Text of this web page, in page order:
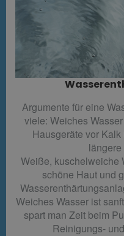
Argumente für eine
viele: Weiches
Hausgeräte vor
Weiße, kuschelweiche
schöne Haut und
Weiches Wasser ist
spart man Zeit beim
Reinigungs-